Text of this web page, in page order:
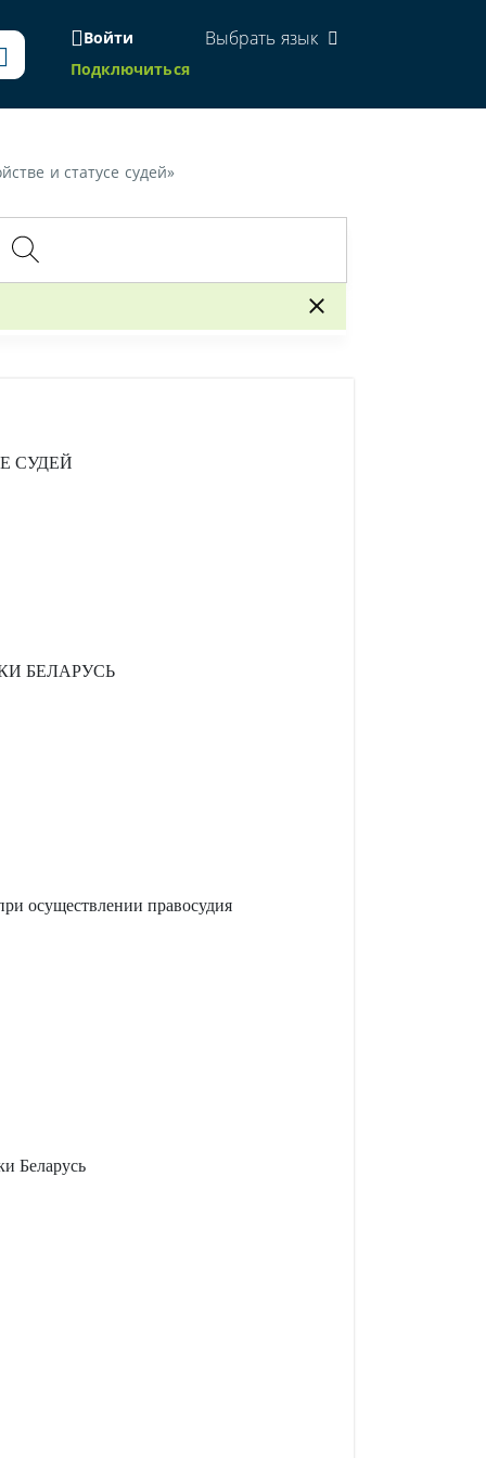
Войти
Подключиться
Выбрать язык
и статусе судей»
СУДЕЙ
БЕЛАРУСЬ
осуществлении правосудия
Беларусь